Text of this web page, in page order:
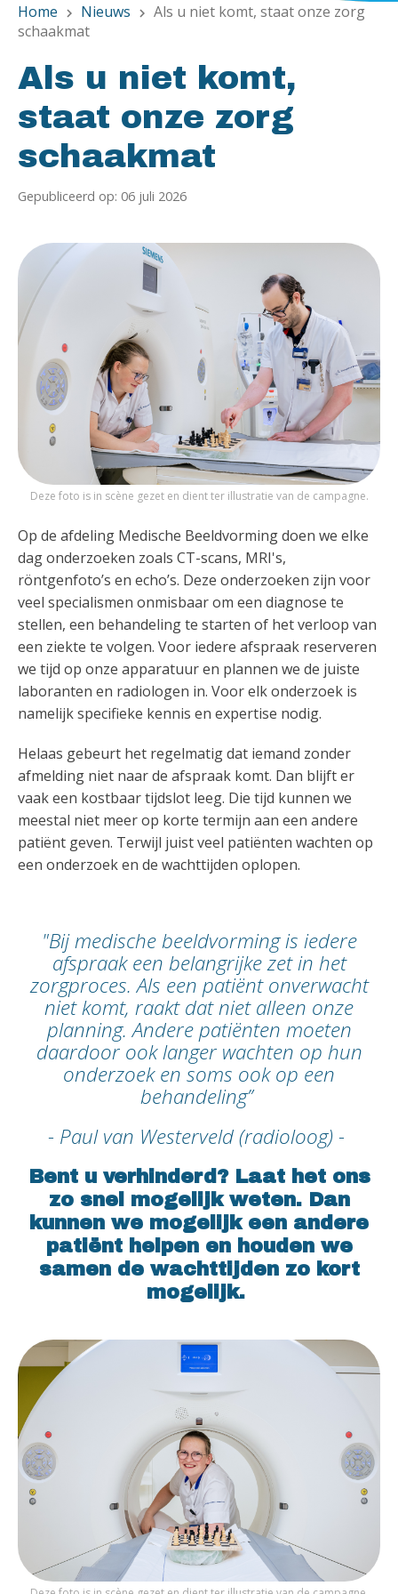
Home chevron_right Nieuws chevron_right Als u niet komt, staat onze zorg
schaakmat
Als u niet komt,
staat onze zorg
schaakmat
Gepubliceerd op: 06 juli 2026
Deze foto is in scène gezet en dient ter illustratie van de campagne.
Op de afdeling Medische Beeldvorming doen we elke
dag onderzoeken zoals CT-scans, MRI's,
röntgenfoto’s en echo’s. Deze onderzoeken zijn voor
veel specialismen onmisbaar om een diagnose te
stellen, een behandeling te starten of het verloop van
een ziekte te volgen. Voor iedere afspraak reserveren
we tijd op onze apparatuur en plannen we de juiste
laboranten en radiologen in. Voor elk onderzoek is
namelijk specifieke kennis en expertise nodig.
Helaas gebeurt het regelmatig dat iemand zonder
afmelding niet naar de afspraak komt. Dan blijft er
vaak een kostbaar tijdslot leeg. Die tijd kunnen we
meestal niet meer op korte termijn aan een andere
patiënt geven. Terwijl juist veel patiënten wachten op
een onderzoek en de wachttijden oplopen.
"Bij medische beeldvorming is iedere
afspraak een belangrijke zet in het
zorgproces. Als een patiënt onverwacht
niet komt, raakt dat niet alleen onze
planning. Andere patiënten moeten
daardoor ook langer wachten op hun
onderzoek en soms ook op een
behandeling”
- Paul van Westerveld (radioloog) -
Bent u verhinderd? Laat het ons
zo snel mogelijk weten. Dan
kunnen we mogelijk een andere
patiënt helpen en houden we
samen de wachttijden zo kort
mogelijk.